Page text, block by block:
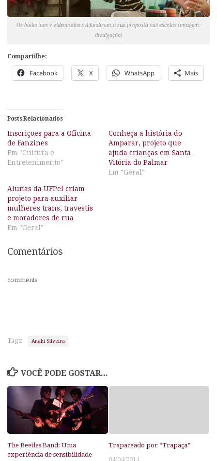
Os bailarinos e videomakers difundiram a sua proposta nas escolas (imagem:
divulgação)
Compartilhe:
Facebook X WhatsApp Mais
Posts Relacionados
Inscrições para a Oficina
de Fanzines
Em "Cultura e
Entretenimento"
Conheça a história do
Amparar, projeto que
ajuda crianças em Santa
Vitória do Palmar
Em "Geral"
Alunas da UFPel criam
projeto para auxiliar
mulheres trans, travestis
e moradores de rua
Em "Geral"
Comentários
comments
Tags: Anahí Silveira
VOCÊ PODE GOSTAR...
The Beetles Band: Uma
experiência de sensibilidade
Trapaceado por “Trapaça”
04/04/2014